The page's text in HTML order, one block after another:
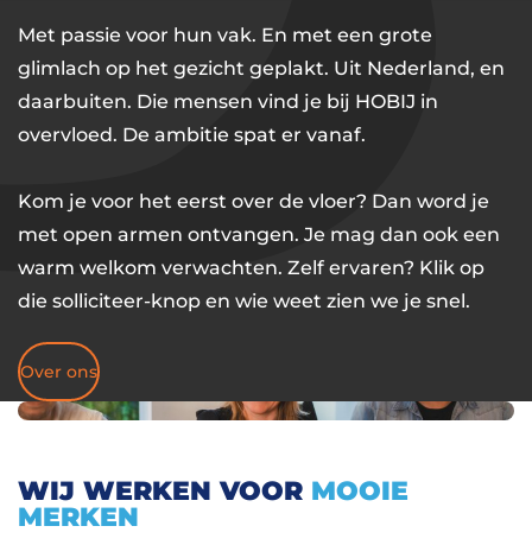
Met passie voor hun vak. En met een grote
glimlach op het gezicht geplakt. Uit Nederland, en
daarbuiten. Die mensen vind je bij HOBIJ in
overvloed. De ambitie spat er vanaf.
Kom je voor het eerst over de vloer? Dan word je
met open armen ontvangen. Je mag dan ook een
warm welkom verwachten. Zelf ervaren? Klik op
die solliciteer-knop en wie weet zien we je snel.
Over ons
WIJ WERKEN VOOR MOOIE
MERKEN